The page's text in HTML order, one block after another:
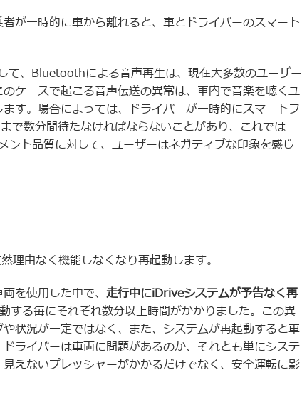
が一時的に車から離れると、車とドライバーのスマート
て、Bluetoothによる音声再生は、現在大多数のユーザー
ケースで起こる音声伝送の異常は、車内で音楽を聴くユ
す。場合によっては、ドライバーが一時的にスマートフ
で数分間待たなければならないことがあり、これでは
ント品質に対して、ユーザーはネガティブな印象を感じ
理由なく機能しなくなり再起動します。
両を使用した中で、走行中にiDriveシステムが予告なく再
する毎にそれぞれ数分以上時間がかかりました。この異
状況が一定ではなく、また、システムが再起動すると車
ライバーは車両に問題があるのか、それとも単にシステ
えないプレッシャーがかかるだけでなく、安全運転に影